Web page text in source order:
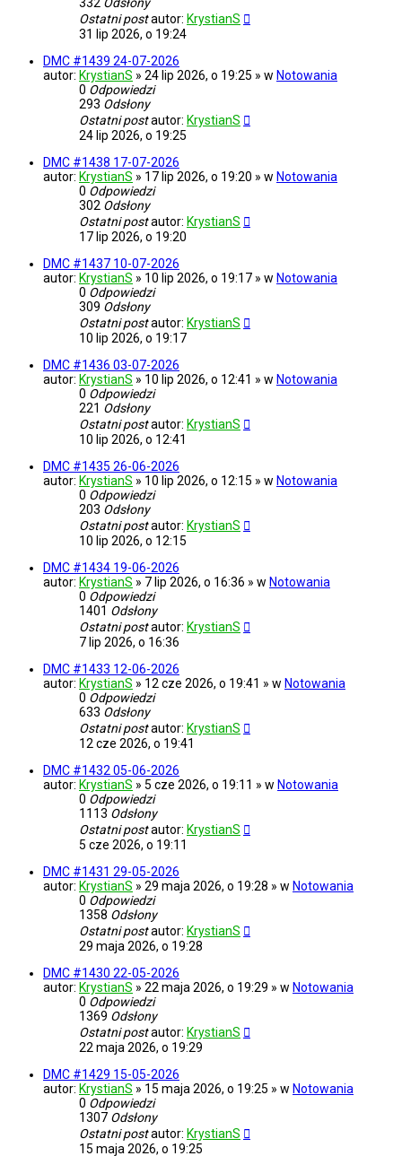
332 Odsłony
Ostatni postautor: KrystianS
31 lip 2026, o 19:24
DMC #1439 24-07-2026
autor: KrystianS » 24 lip 2026, o 19:25 » w Notowania
0 Odpowiedzi
293 Odsłony
Ostatni postautor: KrystianS
24 lip 2026, o 19:25
DMC #1438 17-07-2026
autor: KrystianS » 17 lip 2026, o 19:20 » w Notowania
0 Odpowiedzi
302 Odsłony
Ostatni postautor: KrystianS
17 lip 2026, o 19:20
DMC #1437 10-07-2026
autor: KrystianS » 10 lip 2026, o 19:17 » w Notowania
0 Odpowiedzi
309 Odsłony
Ostatni postautor: KrystianS
10 lip 2026, o 19:17
DMC #1436 03-07-2026
autor: KrystianS » 10 lip 2026, o 12:41 » w Notowania
0 Odpowiedzi
221 Odsłony
Ostatni postautor: KrystianS
10 lip 2026, o 12:41
DMC #1435 26-06-2026
autor: KrystianS » 10 lip 2026, o 12:15 » w Notowania
0 Odpowiedzi
203 Odsłony
Ostatni postautor: KrystianS
10 lip 2026, o 12:15
DMC #1434 19-06-2026
autor: KrystianS » 7 lip 2026, o 16:36 » w Notowania
0 Odpowiedzi
1401 Odsłony
Ostatni postautor: KrystianS
7 lip 2026, o 16:36
DMC #1433 12-06-2026
autor: KrystianS » 12 cze 2026, o 19:41 » w Notowania
0 Odpowiedzi
633 Odsłony
Ostatni postautor: KrystianS
12 cze 2026, o 19:41
DMC #1432 05-06-2026
autor: KrystianS » 5 cze 2026, o 19:11 » w Notowania
0 Odpowiedzi
1113 Odsłony
Ostatni postautor: KrystianS
5 cze 2026, o 19:11
DMC #1431 29-05-2026
autor: KrystianS » 29 maja 2026, o 19:28 » w Notowania
0 Odpowiedzi
1358 Odsłony
Ostatni postautor: KrystianS
29 maja 2026, o 19:28
DMC #1430 22-05-2026
autor: KrystianS » 22 maja 2026, o 19:29 » w Notowania
0 Odpowiedzi
1369 Odsłony
Ostatni postautor: KrystianS
22 maja 2026, o 19:29
DMC #1429 15-05-2026
autor: KrystianS » 15 maja 2026, o 19:25 » w Notowania
0 Odpowiedzi
1307 Odsłony
Ostatni postautor: KrystianS
15 maja 2026, o 19:25